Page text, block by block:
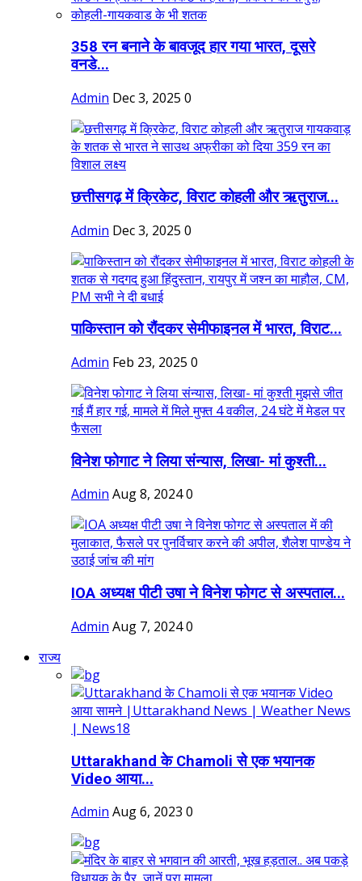
358 रन बनाने के बावजूद हार गया भारत, दूसरे
वनडे...
Admin Dec 3, 2025 0
छत्तीसगढ़ में क्रिकेट, विराट कोहली और ऋतुराज...
Admin Dec 3, 2025 0
पाकिस्तान को रौंदकर सेमीफाइनल में भारत, विराट...
Admin Feb 23, 2025 0
विनेश फोगाट ने लिया संन्यास, लिखा- मां कुश्ती...
Admin Aug 8, 20240
IOA अध्यक्ष पीटी उषा ने विनेश फोगट से अस्पताल...
Admin Aug 7, 20240
राज्य
Uttarakhand के Chamoli से एक भयानक
Video आया...
Admin Aug 6, 2023 0